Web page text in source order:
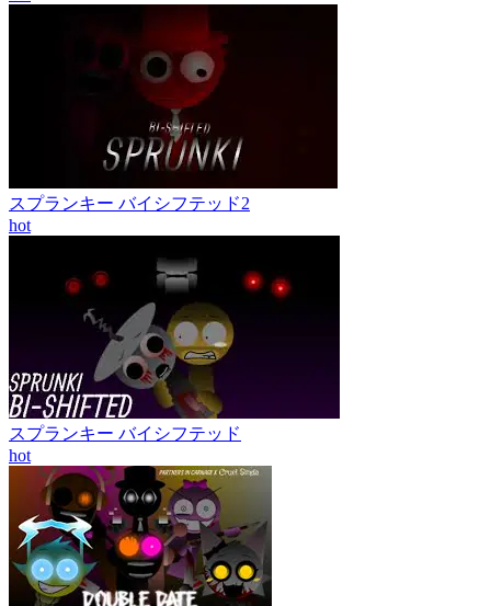
スプランキー バイシフテッド2
hot
スプランキー バイシフテッド
hot